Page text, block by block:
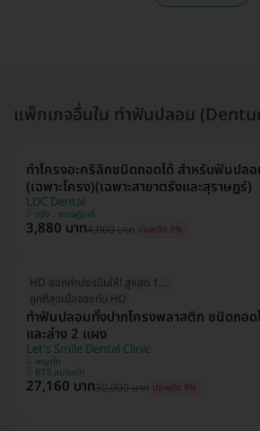
แพ็กเกจอื่นใน ทำฟันปลอม
ทำโครงอะคริลิกชนิดถอดได้ สำหรับฟันปล
(เฉพาะโครง)(เฉพาะสาขาตรังและสุราษฎร์)
LDC Dental
ตรัง , สุราษฎ์ธานี
3,880 บาท4,000 บาท ประหยัด 3%
HD ออกค่าประเมินให้! สูงสุด 1500 บ.
ถูกที่สุดเมื่อจองกับ HD
ทำฟันปลอมทั้งปากโครงพลาสติก ชนิดถอด
และล่าง 2 แผง
Let's Smile Dental Clinic
พญาไท
BTS สนามเป้า
27,160 บาท30,000 บาท ประหยัด 9%